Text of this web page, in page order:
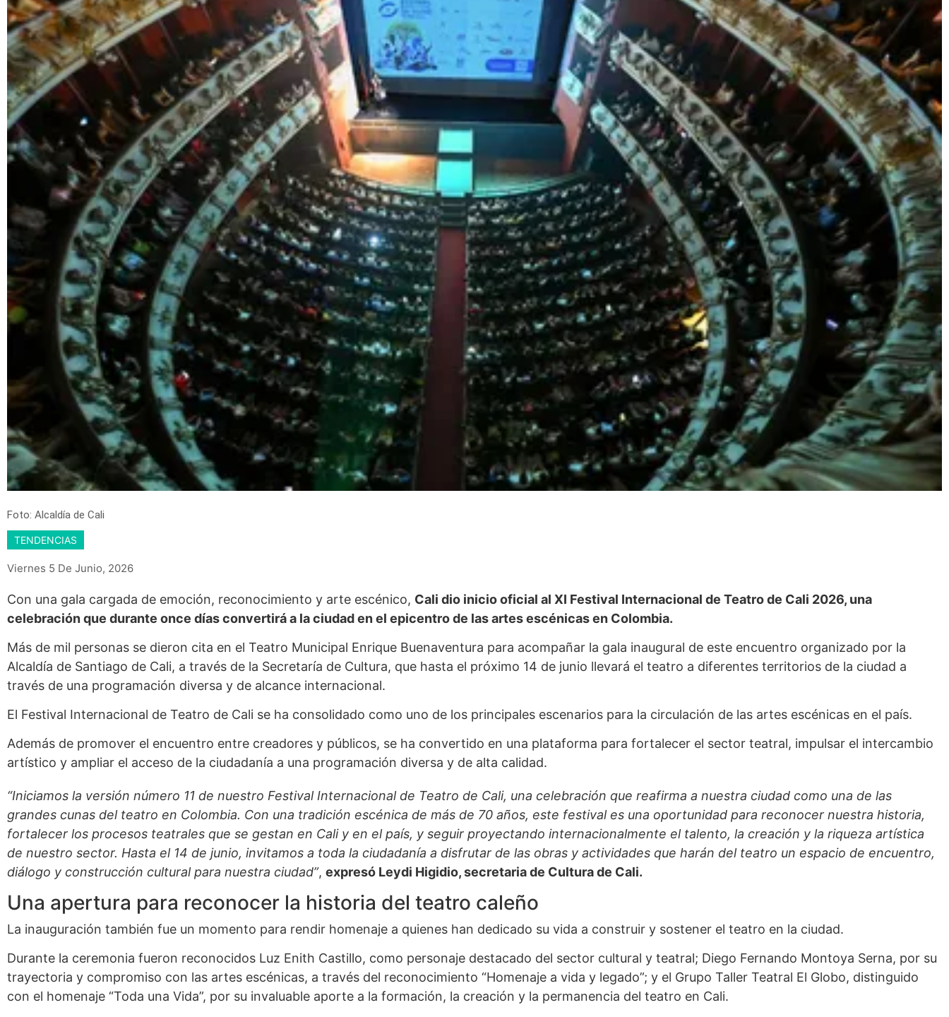
Foto: Alcaldía de Cali
TENDENCIAS
Viernes 5 De Junio, 2026
Con una gala cargada de emoción, reconocimiento y arte escénico, Cali dio inicio oficial al XI Festival Internacional de Teatro de Cali 2026, una
celebración que durante once días convertirá a la ciudad en el epicentro de las artes escénicas en Colombia.
Más de mil personas se dieron cita en el Teatro Municipal Enrique Buenaventura para acompañar la gala inaugural de este encuentro organizado por la
Alcaldía de Santiago de Cali, a través de la Secretaría de Cultura, que hasta el próximo 14 de junio llevará el teatro a diferentes territorios de la ciudad a
través de una programación diversa y de alcance internacional.
El Festival Internacional de Teatro de Cali se ha consolidado como uno de los principales escenarios para la circulación de las artes escénicas en el país.
Además de promover el encuentro entre creadores y públicos, se ha convertido en una plataforma para fortalecer el sector teatral, impulsar el intercambio
artístico y ampliar el acceso de la ciudadanía a una programación diversa y de alta calidad.
“Iniciamos la versión número 11 de nuestro Festival Internacional de Teatro de Cali, una celebración que reafirma a nuestra ciudad como una de las
grandes cunas del teatro en Colombia. Con una tradición escénica de más de 70 años, este festival es una oportunidad para reconocer nuestra historia,
fortalecer los procesos teatrales que se gestan en Cali y en el país, y seguir proyectando internacionalmente el talento, la creación y la riqueza artística
de nuestro sector. Hasta el 14 de junio, invitamos a toda la ciudadanía a disfrutar de las obras y actividades que harán del teatro un espacio de encuentro,
diálogo y construcción cultural para nuestra ciudad”, expresó Leydi Higidio, secretaria de Cultura de Cali.
Una apertura para reconocer la historia del teatro caleño
La inauguración también fue un momento para rendir homenaje a quienes han dedicado su vida a construir y sostener el teatro en la ciudad.
Durante la ceremonia fueron reconocidos Luz Enith Castillo, como personaje destacado del sector cultural y teatral; Diego Fernando Montoya Serna, por su
trayectoria y compromiso con las artes escénicas, a través del reconocimiento “Homenaje a vida y legado”; y el Grupo Taller Teatral El Globo, distinguido
con el homenaje “Toda una Vida”, por su invaluable aporte a la formación, la creación y la permanencia del teatro en Cali.